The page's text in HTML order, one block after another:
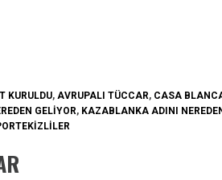
KURULDU, AVRUPALI TÜCCAR, CASA
GELIYOR, KAZABLANKA ADINI